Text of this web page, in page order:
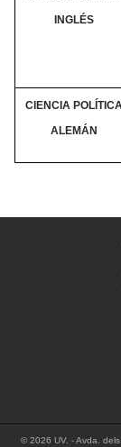
INGLÉS
CIENCIA POLÍTICA
ALEMÁN
© 2026 UV. - Avda.